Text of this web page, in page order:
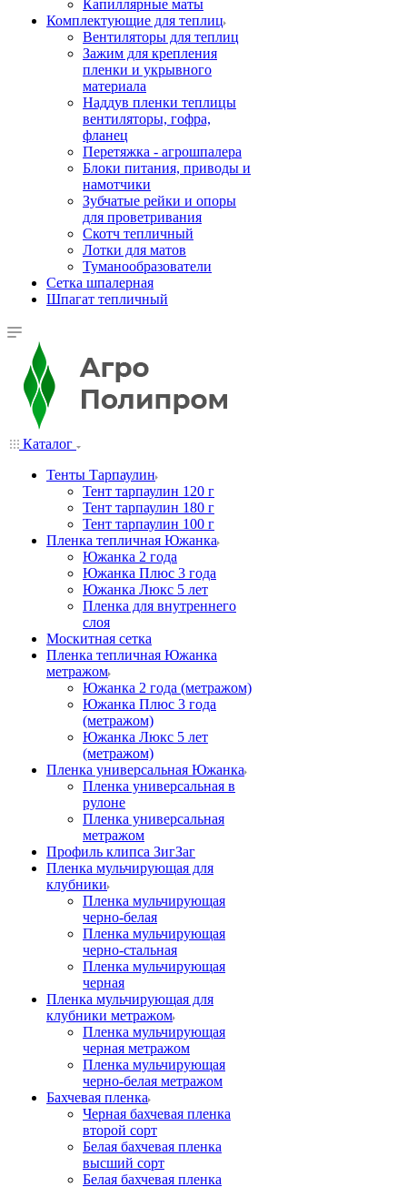
Капиллярные маты
Комплектующие для теплиц
Вентиляторы для теплиц
Зажим для крепления
пленки и укрывного
материала
Наддув пленки теплицы
вентиляторы, гофра,
фланец
Перетяжка - агрошпалера
Блоки питания, приводы и
намотчики
Зубчатые рейки и опоры
для проветривания
Скотч тепличный
Лотки для матов
Туманообразователи
Сетка шпалерная
Шпагат тепличный
Каталог
Тенты Тарпаулин
Тент тарпаулин 120 г
Тент тарпаулин 180 г
Тент тарпаулин 100 г
Пленка тепличная Южанка
Южанка 2 года
Южанка Плюс 3 года
Южанка Люкс 5 лет
Пленка для внутреннего
слоя
Москитная сетка
Пленка тепличная Южанка
метражом
Южанка 2 года (метражом)
Южанка Плюс 3 года
(метражом)
Южанка Люкс 5 лет
(метражом)
Пленка универсальная Южанка
Пленка универсальная в
рулоне
Пленка универсальная
метражом
Профиль клипса ЗигЗаг
Пленка мульчирующая для
клубники
Пленка мульчирующая
черно-белая
Пленка мульчирующая
черно-стальная
Пленка мульчирующая
черная
Пленка мульчирующая для
клубники метражом
Пленка мульчирующая
черная метражом
Пленка мульчирующая
черно-белая метражом
Бахчевая пленка
Черная бахчевая пленка
второй сорт
Белая бахчевая пленка
высший сорт
Белая бахчевая пленка